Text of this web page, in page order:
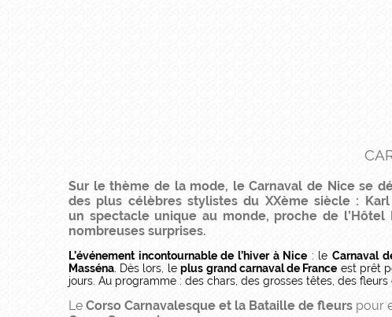
Sur le thème de la mode, le Carnaval de Nice se
des plus célèbres stylistes du XXème siècle :
un spectacle unique au monde, proche de
nombreuses surprises.
L’événement incontournable de l’hiver à Nice : leCarnaval
Masséna . Dès lors, le plus grand carnaval de France est prêt
jours. Au programme : des chars, des grosses têtes, des
Le Corso Carnavalesque et la Bataille de fleurs pour